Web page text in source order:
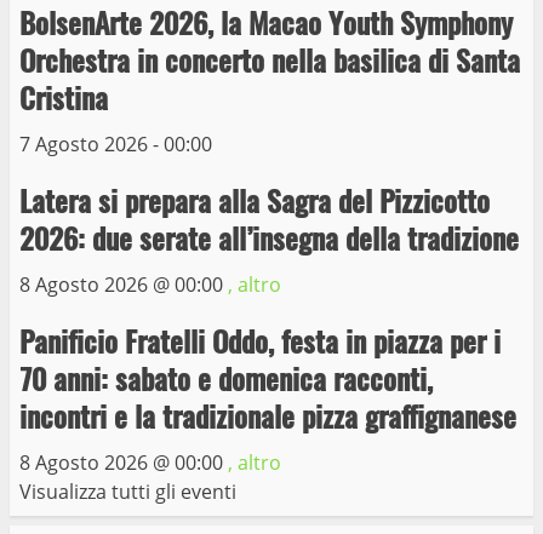
BolsenArte 2026, la Macao Youth Symphony
Orchestra in concerto nella basilica di Santa
Cristina
7 Agosto 2026 - 00:00
Latera si prepara alla Sagra del Pizzicotto
2026: due serate all’insegna della tradizione
8 Agosto 2026 @00:00 , altro
Panificio Fratelli Oddo, festa in piazza per i
70 anni: sabato e domenica racconti,
incontri e la tradizionale pizza graffignanese
8 Agosto 2026 @00:00 , altro
Visualizza tutti gli eventi
Prorogata la mostra dei bozzetti di
Michelangelo Buonarroti ospitata al
6
Trasporto pubblico locale, trasferimento
capolinea al terminal Riello dal 15 al 17
giugno
15 Giugno 2023
Giochi Sportivi Studenteschi di Atletica a
Viterbo
10 Maggio 2023
I Carabinieri arrestano due giovani per